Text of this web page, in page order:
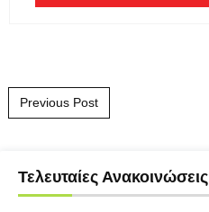
Post navigation
Previous Post
Τελευταίες Ανακοινώσεις